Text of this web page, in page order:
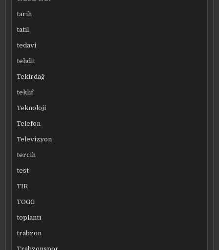
tarih
tatil
tedavi
tehdit
Tekirdağ
teklif
Teknoloji
Telefon
Televizyon
tercih
test
TIR
TOGG
toplantı
trabzon